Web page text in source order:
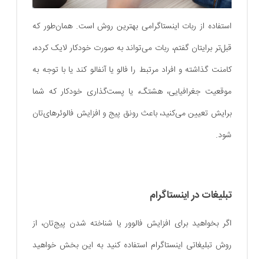
استفاده از ربات اینستاگرامی بهترین روش است. همان‌طور که
قبل‌تر برایتان گفتم، ربات می‌تواند به صورت خودکار لایک کرده،
کامنت گذاشته و افراد مرتبط را فالو یا آنفالو کند یا با توجه به
موقعیت جغرافیایی، هشتگ، یا پست‌گذاری خودکار که شما
برایش تعیین می‌کنید، باعث رونق پیج‌ و افزایش فالوئرهای‌تان
شود.
تبلیغات در اینستاگرام
اگر بخواهید برای افزایش فالوور یا شناخته شدن پیج‌تان، از
روش تبلیغاتی اینستاگرام استفاده کنید به این بخش خواهید